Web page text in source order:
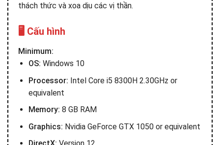
thách thức và xoa dịu các vị thần.
🖥️ Cấu hình
Minimum:
OS: Windows 10
Processor: Intel Core i5 8300H 2.30GHz or
equivalent
Memory: 8 GB RAM
Graphics: Nvidia GeForce GTX 1050 or equivalent